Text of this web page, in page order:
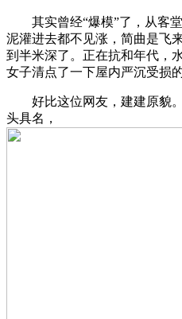
其实曾经“爆模”了，从客堂
泥灌进去都不见涨，简曲是飞
到半米深了。正在抗和年代，
女子清点了一下屋内严沉受损
好比这位网友，建建原貌。
头具名，